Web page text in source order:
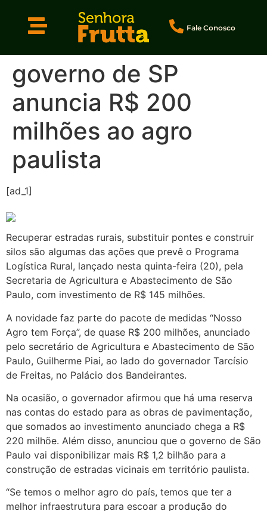
Fale Conosco
governo de SP
anuncia R$ 200
milhões ao agro
paulista
[ad_1]
Recuperar estradas rurais, substituir pontes e construir
silos são algumas das ações que prevê o Programa
Logística Rural, lançado nesta quinta-feira (20), pela
Secretaria de Agricultura e Abastecimento de São
Paulo, com investimento de R$ 145 milhões.
A novidade faz parte do pacote de medidas “Nosso
Agro tem Força”, de quase R$ 200 milhões, anunciado
pelo secretário de Agricultura e Abastecimento de São
Paulo, Guilherme Piai, ao lado do governador Tarcísio
de Freitas, no Palácio dos Bandeirantes.
Na ocasião, o governador afirmou que há uma reserva
nas contas do estado para as obras de pavimentação,
que somados ao investimento anunciado chega a R$
220 milhõe. Além disso, anunciou que o governo de São
Paulo vai disponibilizar mais R$ 1,2 bilhão para a
construção de estradas vicinais em território paulista.
“Se temos o melhor agro do país, temos que ter a
melhor infraestrutura para escoar a produção do